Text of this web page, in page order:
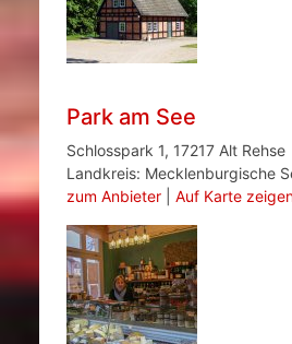
Park am See
Schlosspark 1, 17217 Alt Rehse
Landkreis: Mecklenburgische
zum Anbieter| Auf Karte